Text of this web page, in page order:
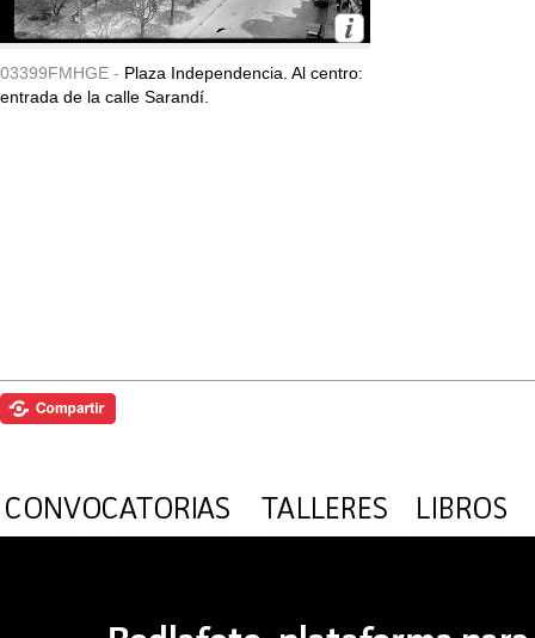
03399FMHGE - Plaza Independencia. Al centro:
entrada de la calle Sarandí.